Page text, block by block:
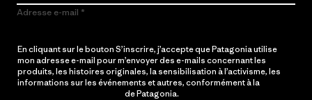
Adresse e-mail
En cliquant sur le bouton S’inscrire, j’accepte que Patagonia utilise
mon adresse e-mail pour m’envoyer des e-mails concernant les
produits, les histoires originales, la sensibilisation à l’activisme, les
informations sur les événements et autres, conformément à la
de Patagonia.